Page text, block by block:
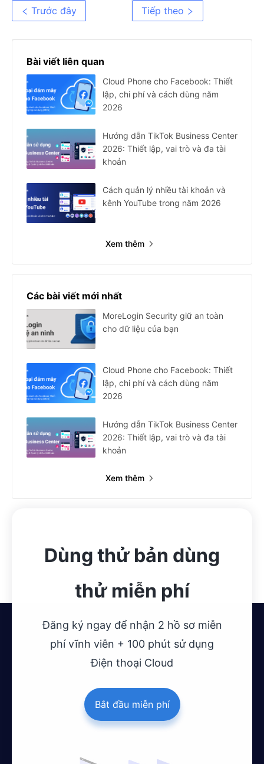
bằng Morelogin
Trước đây
Tránh Bị Cấm Năm 2025
Tiếp theo
Bài viết liên quan
Cloud Phone cho Facebook: Thiết
lập, chi phí và cách dùng năm
2026
Hướng dẫn TikTok Business Center
2026: Thiết lập, vai trò và đa tài
khoản
Cách quản lý nhiều tài khoản và
kênh YouTube trong năm 2026
Xem thêm
Các bài viết mới nhất
MoreLogin Security giữ an toàn
cho dữ liệu của bạn
Cloud Phone cho Facebook: Thiết
lập, chi phí và cách dùng năm
2026
Hướng dẫn TikTok Business Center
2026: Thiết lập, vai trò và đa tài
khoản
Xem thêm
Dùng thử bản dùng
thử miễn phí
Đăng ký ngay để nhận 2 hồ sơ miễn
phí vĩnh viễn + 100 phút sử dụng
Điện thoại Cloud
Bắt đầu miễn phí